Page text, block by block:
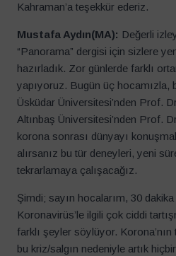
Kahraman’a teşekkür ederiz.
Mustafa Aydın(MA): Değerli
“Panorama” dergisi için sizlere
hazırladık. Zor günlerde farklı
yapıyoruz. Bugün üç hocamızla,
Üsküdar Üniversitesi’nden Prof.
Altınbaş Üniversitesi’nden Prof.
korona sonrası dünyayı
alırsanız bu tür deneyleri, yeni
tekrarlamaya çalışacağız.
Şimdi; sayın hocalarım, 30
Koronavirüs’le ilgili çok ciddi
farklı şeyler söylüyor.
bu kriz/salgın nedeniyle artık